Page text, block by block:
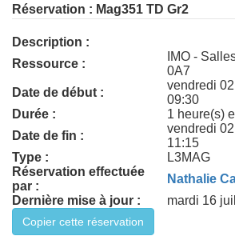
Réservation : Mag351 TD Gr2
Description :
Ressource :
IMO -
0A7
Date de début :
vendredi
09:30
Durée :
1 heure(s)
Date de fin :
vendredi
11:15
Type :
L3MAG
Réservation effectuée
par :
Nathalie
Dernière mise à jour :
mardi 16